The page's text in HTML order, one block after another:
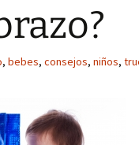
, bebes, consejos, niños,